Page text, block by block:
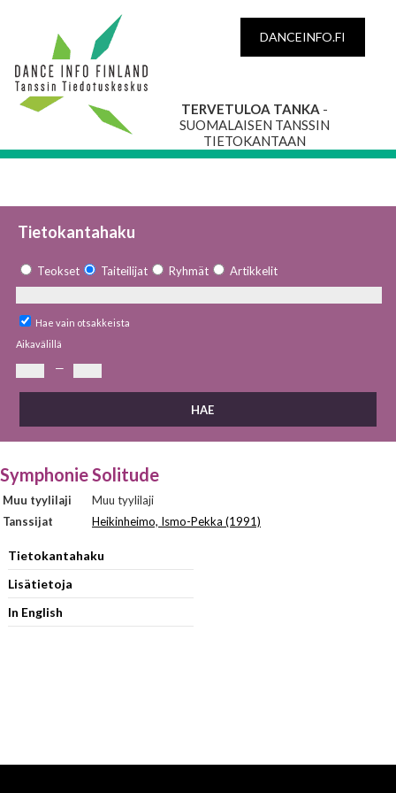
DANCEINFO.FI
TERVETULOA TANKA -
SUOMALAISEN TANSSIN
TIETOKANTAAN
Tietokantahaku
Teokset Taiteilijat Ryhmät Artikkelit
Hae vain otsakkeista
Aikavälillä
—
Symphonie Solitude
Muu tyylilaji
Muu tyylilaji
Tanssijat
Heikinheimo, Ismo-Pekka (1991)
Tietokantahaku
Lisätietoja
In English